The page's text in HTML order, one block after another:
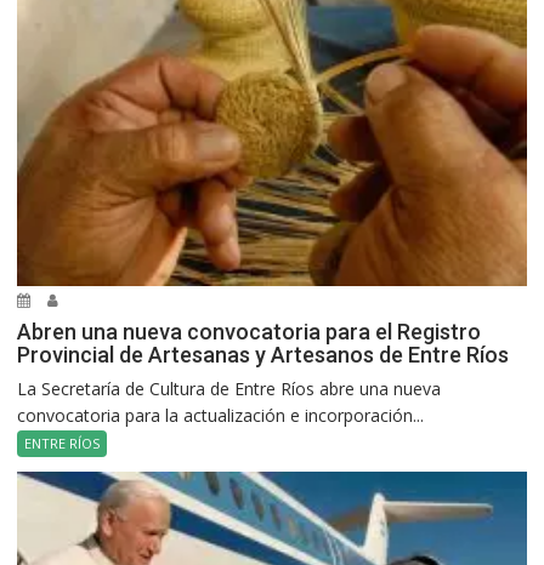
Abren una nueva convocatoria para el Registro
Provincial de Artesanas y Artesanos de Entre Ríos
La Secretaría de Cultura de Entre Ríos abre una nueva
convocatoria para la actualización e incorporación...
ENTRE RÍOS